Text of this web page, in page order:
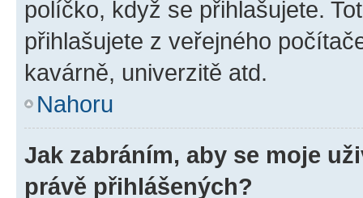
políčko, když se přihlašujete.
přihlašujete z veřejného
kavárně, univerzitě atd.
Nahoru
Jak zabráním, aby se moje
právě přihlášených?